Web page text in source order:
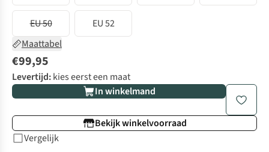
EU 50
EU 52
Maattabel
€99,95
Levertijd:kies eerst een maat
In winkelmand
Bekijk winkelvoorraad
Vergelijk